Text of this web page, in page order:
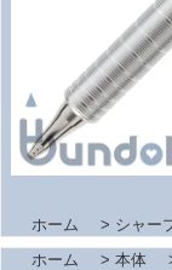
ホーム > シャー
ホーム
> 本体